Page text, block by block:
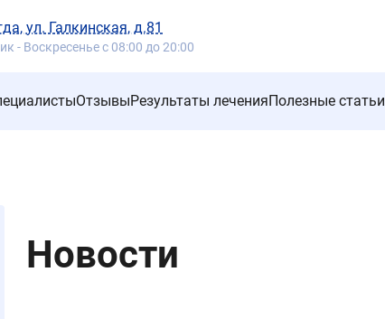
ул. Галкинская, д.81
- Воскресенье с 08:00 до 20:00
ОтзывыРезультаты леченияПолезные статьи
Новости